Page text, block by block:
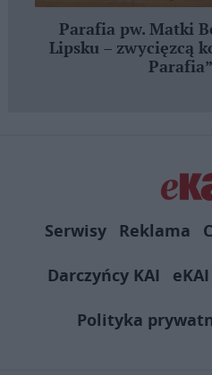
Parafia pw. Matki
Lipsku – zwycięzcą
Serwisy Reklama
Darczyńcy KAI
Polityka